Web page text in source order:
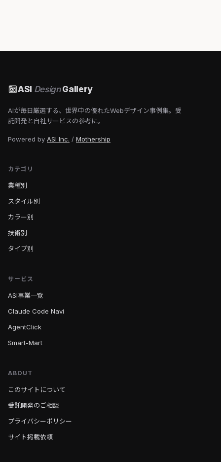
ASI DesignGallery
AIが毎日厳選する、世界中の優れたWebデザイン事例集。受
託開発と自社サービスの参考に。
Powered by ASI Inc. / Mothership
カテゴリ
業種別
スタイル別
カラー別
技術別
タイプ別
サービス
ASI事業一覧
Claude Code Navi
AgentClick
Smart-Mart
ABOUT
このサイトについて
受託開発のご相談
プライバシーポリシー
サイト掲載依頼